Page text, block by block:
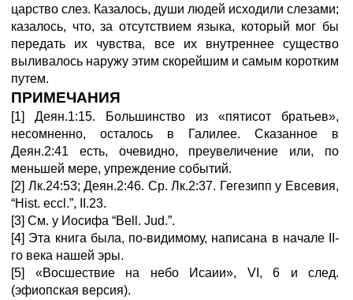
царство слез. Казалось, души людей исходили слезами;
казалось, что, за отсутствием языка, который мог бы
передать их чувства, все их внутреннее существо
выливалось наружу этим скорейшим и самым коротким
путем.
ПРИМЕЧАНИЯ
[1] Деян.1:15. Большинство из «пятисот братьев»,
несомненно, осталось в Галилее. Сказанное в
Деян.2:41 есть, очевидно, преувеличение или, по
меньшей мере, упреждение событий.
[2] Лк.24:53; Деян.2:46. Ср. Лк.2:37. Гегезипп у Евсевия,
“Hist. eccl.”, II.23.
[3] См. у Иосифа “Bell. Jud.”.
[4] Эта книга была, по-видимому, написана в начале II-
го века нашей эры.
[5] «Восшествие на небо Исаии», VI, 6 и след.
(эфиопская версия).